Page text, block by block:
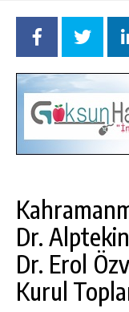
Dr.
Dr. Erol
Kurul